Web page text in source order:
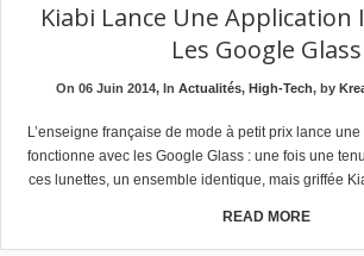
Kiabi Lance Une Application
Les Google Glass
On 06 Juin 2014, In Actualités, High-Tech, by
L’enseigne française de mode à petit prix lance
fonctionne avec les Google Glass : une fois une
ces lunettes, un ensemble identique, mais griffée
READ MORE